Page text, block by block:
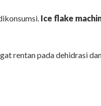
Ice flake
rentan pada dehidrasi